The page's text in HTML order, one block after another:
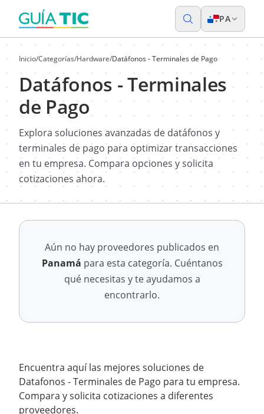
PA
Inicio/Categorías/Hardware/Datáfonos - Terminales de Pago
Datáfonos - Terminales
de Pago
Explora soluciones avanzadas de datáfonos y
terminales de pago para optimizar transacciones
en tu empresa. Compara opciones y solicita
cotizaciones ahora.
Aún no hay proveedores publicados en
Panamá para esta categoría. Cuéntanos
qué necesitas y te ayudamos a
encontrarlo.
Encuentra aquí las mejores soluciones de
Datafonos - Terminales de Pago para tu empresa.
Compara y solicita cotizaciones a diferentes
proveedores.